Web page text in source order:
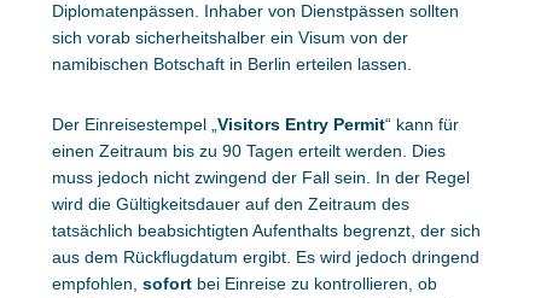
Diplomatenpässen. Inhaber von Dienstpässen sollten
sich vorab sicherheitshalber ein Visum von der
namibischen Botschaft in Berlin erteilen lassen.
Der Einreisestempel „Visitors Entry Permit“ kann für
einen Zeitraum bis zu 90 Tagen erteilt werden. Dies
muss jedoch nicht zwingend der Fall sein. In der Regel
wird die Gültigkeitsdauer auf den Zeitraum des
tatsächlich beabsichtigten Aufenthalts begrenzt, der sich
aus dem Rückflugdatum ergibt. Es wird jedoch dringend
empfohlen, sofortbei Einreise zu kontrollieren, ob